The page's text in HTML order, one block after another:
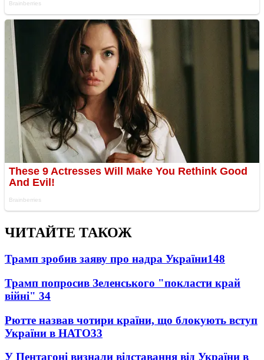
ЧИТАЙТЕ ТАКОЖ
Трамп зробив заяву про надра України148
Трамп попросив Зеленського "покласти край
війні" 34
Рютте назвав чотири країни, що блокують вступ
України в НАТО33
У Пентагоні визнали відставання від України в